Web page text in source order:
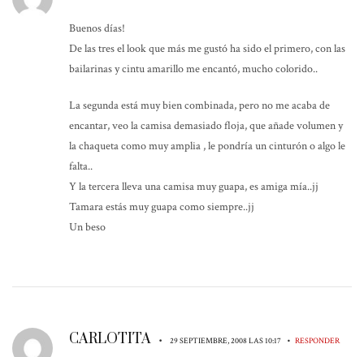
Buenos días!
De las tres el look que más me gustó ha sido el primero, con las
bailarinas y cintu amarillo me encantó, mucho colorido..
La segunda está muy bien combinada, pero no me acaba de
encantar, veo la camisa demasiado floja, que añade volumen y
la chaqueta como muy amplia , le pondría un cinturón o algo le
falta..
Y la tercera lleva una camisa muy guapa, es amiga mía..jj
Tamara estás muy guapa como siempre..jj
Un beso
CARLOTITA • 29 SEPTIEMBRE, 2008 LAS 10:17 • RESPONDER